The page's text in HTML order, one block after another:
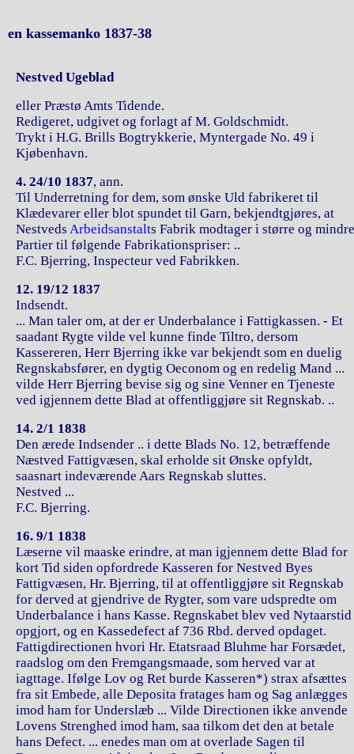
en kassemanko 1837-38
Nestved Ugeblad
eller Præstø Amts Tidende.
Redigeret, udgivet og forlagt af M. Goldschmidt.
Trykt i H.G. Brills Bogtrykkerie, Myntergade No. 49 i
Kjøbenhavn.
4. 24/10 1837, ann.
Til Underretning for dem, som ønske Uld fabrikeret til
Klædevarer eller blot spundet til Garn, bekjendtgjøres, at
Nestveds Arbeidsanstalts Fabrik modtager i større og mindre
Partier til følgende Fabrikationspriser: ..
F.C. Bjerring, Inspecteur ved Fabrikken.
12. 19/12 1837
Indsendt.
... Man taler om, at der er Underbalance i Fattigkassen. - Et
saadant Rygte vilde vel kunne finde Tiltro, dersom
Kassereren, Herr Bjerring ikke var bekjendt som en duelig
Regnskabsfører, en dygtig Oeconom og en redelig Mand ...
vilde Herr Bjerring bevise sig og sine Venner en Tjeneste
ved igjennem dette Blad at offentliggjøre sit Regnskab. ..
14. 2/1 1838
Den ærede Indsender .. i dette Blads No. 12, betræffende
Næstved Fattigvæsen, skal erholde sit Ønske opfyldt,
saasnart indeværende Aars Regnskab sluttes.
Nestved ...
F.C. Bjerring.
16. 9/1 1838
Læserne vil maaske erindre, at man igjennem dette Blad for
kort Tid siden opfordrede Kasseren for Nestved Byes
Fattigvæsen, Hr. Bjerring, til at offentliggjøre sit Regnskab
for derved at gjendrive de Rygter, som vare udspredte om
Underbalance i hans Kasse. Regnskabet blev ved Nytaarstid
opgjort, og en Kassedefect af 736 Rbd. derved opdaget.
Fattigdirectionen hvori Hr. Etatsraad Bluhme har Forsædet,
raadslog om den Fremgangsmaade, som herved var at
iagttage. Ifølge Lov og Ret burde Kasseren*) strax afsættes
fra sit Embede, alle Deposita fratages ham og Sag anlægges
imod ham for Underslæb ... Vilde Directionen ikke anvende
Lovens Strenghed imod ham, saa tilkom det den at betale
hans Defect. ... enedes man om at overlade Sagen til